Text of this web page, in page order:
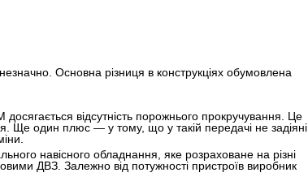
незначно. Основна різниця в конструкціях обумовлена
відсутність порожнього прокручування. Це
Ще один плюс — у тому, що у такій передачі не задіяні
навісного обладнання, яке розраховане на різні
ДВЗ. Залежно від потужності пристроїв виробник